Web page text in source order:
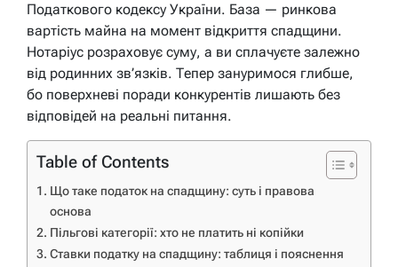
Податкового кодексу України. База — ринкова
вартість майна на момент відкриття спадщини.
Нотаріус розраховує суму, а ви сплачуєте залежно
від родинних зв’язків. Тепер зануримося глибше,
бо поверхневі поради конкурентів лишають без
відповідей на реальні питання.
Table of Contents
Що таке податок на спадщину: суть і правова
основа
Пільгові категорії: хто не платить ні копійки
Ставки податку на спадщину: таблиця і пояснення